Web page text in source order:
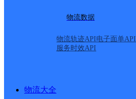
物流数据
物流轨迹API电子面单API
服务时效API
物流大全